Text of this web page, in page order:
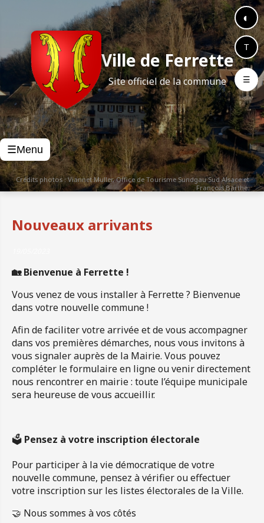
◐
T
☰
Ville de Ferrette
Site officiel de la commune
☰Menu
Crédits photos : Viannet Muller, Office de Tourisme Sundgau Sud Alsace et
François Barthe.
Nouveaux arrivants
🏡 Bienvenue à Ferrette !
Vous venez de vous installer à Ferrette ? Bienvenue
dans votre nouvelle commune !
Afin de faciliter votre arrivée et de vous accompagner
dans vos premières démarches, nous vous invitons à
vous signaler auprès de la Mairie. Vous pouvez
compléter leformulaire en ligneou venir directement
nous rencontrer en mairie : toute l’équipe municipale
sera heureuse de vous accueillir.
🗳️ Pensez à votre inscription électorale
Pour participer à la vie démocratique de votre
nouvelle commune, pensez à vérifier ou effectuer
votre inscription sur les listes électorales de la Ville.
🤝 Nous sommes à vos côtés